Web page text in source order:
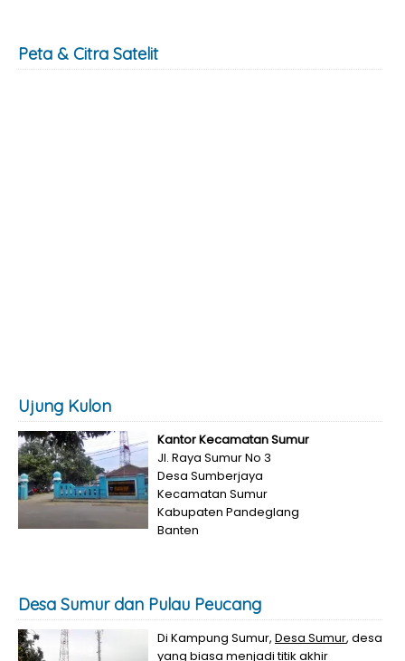
Peta & Citra Satelit
Ujung Kulon
Kantor Kecamatan Sumur
Jl. Raya Sumur No 3
Desa Sumberjaya
Kecamatan Sumur
Kabupaten Pandeglang
Banten
Desa Sumur dan Pulau Peucang
Di Kampung Sumur, Desa Sumur, desa
yang biasa menjadi titik akhir